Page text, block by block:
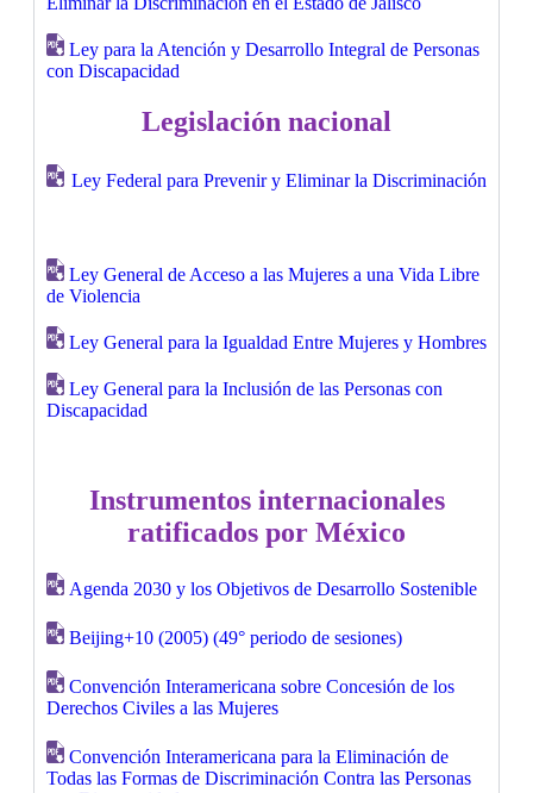
Ley para la Atención y Desarrollo Integral de Personas
con Discapacidad
Legislación nacional
Ley Federal para Prevenir y Eliminar la Discriminación
Ley General de Acceso a las Mujeres a una Vida Libre
de Violencia
Ley General para la Igualdad Entre Mujeres y Hombres
Ley General para la Inclusión de las Personas con
Discapacidad
Instrumentos internacionales
ratificados por México
Agenda 2030 y los Objetivos de Desarrollo Sostenible
Beijing+10 (2005) (49° periodo de sesiones)
Convención Interamericana sobre Concesión de los
Derechos Civiles a las Mujeres
Convención Interamericana para la Eliminación de
Todas las Formas de Discriminación Contra las Personas